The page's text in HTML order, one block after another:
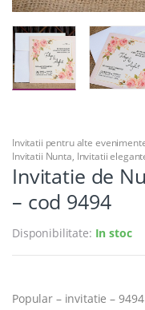
Invitatii pentru alte
Invitatii Nunta, Invitatii
Invitatie de
– cod 9494
Disponibilitate: In stoc
Popular – invitatie – 9494